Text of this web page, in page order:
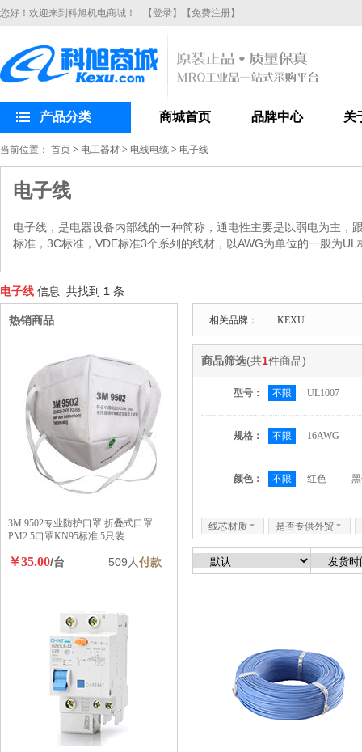
您好！欢迎来到科旭机电商城！ 【登录】 【免费注册】
产品分类 商城首页 品牌中心 关
当前位置： 首页 > 电工器材 > 电线电缆 > 电子线
电子线
电子线，是电器设备内部线的一种简称，通电性主要是以弱电为主
标准，3C标准，VDE标准3个系列的线材，以AWG为单位的一般为
电子线 信息 共找到 1 条
相关品牌： KEXU
商品筛选(共1件商品)
型号： 不限 UL1007
规格： 不限 16AWG
颜色： 不限 红色
线芯材质 6 是否专供外贸 6
热销商品
3M 9502专业防护口罩 折叠式口罩
PM2.5口罩KN95标准 5只装
￥35.00/台 509人付款